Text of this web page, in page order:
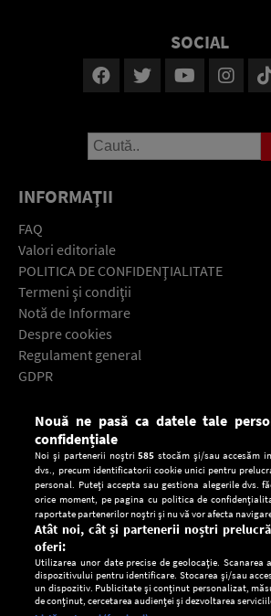
SOCIAL
INFORMAŢII
FAQ
Valori editoriale
POLITICA DE CONFIDENŢIALITATE
Termeni şi condiţii
Notă de Informare
Despre cookies
Regulament general
GDPR
Descarcă gratuit aplicaţia Europa FM
Nouă ne pasă ca datele tale
confidențiale
Noi și partenerii noștri585 stocăm și/sau accesăm
dvs., precum identificatorii cookie unici pentru
personal. Puteți accepta sau gestiona alegerile dvs.
orice moment, pe pagina cu politica de
raportate partenerilor noștri și nu vă vor afecta
Atât noi, cât și partenerii noștri
oferi:
Utilizarea unor date precise de geolocație.
dispozitivului pentru identificare. Stocarea și/sau
un dispozitiv. Publicitate și conținut personalizat,
de conținut, cercetarea audienței și dezvoltarea